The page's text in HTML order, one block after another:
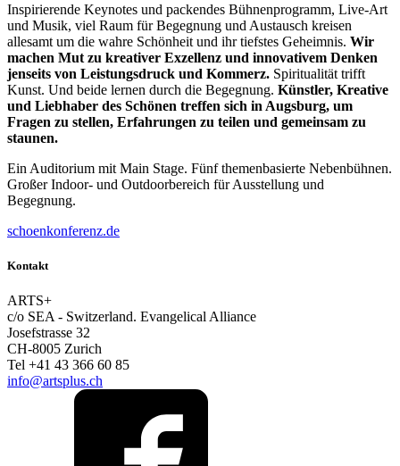
Inspirierende Keynotes und packendes Bühnenprogramm, Live-Art
und Musik, viel Raum für Begegnung und Austausch kreisen
allesamt um die wahre Schönheit und ihr tiefstes Geheimnis. Wir
machen Mut zu kreativer Exzellenz und innovativem Denken
jenseits von Leistungsdruck und Kommerz. Spiritualität trifft
Kunst. Und beide lernen durch die Begegnung. Künstler, Kreative
und Liebhaber des Schönen treffen sich in Augsburg, um
Fragen zu stellen, Erfahrungen zu teilen und gemeinsam zu
staunen.
Ein Auditorium mit Main Stage. Fünf themenbasierte Nebenbühnen.
Großer Indoor- und Outdoorbereich für Ausstellung und
Begegnung.
schoenkonferenz.de
Kontakt
ARTS+
c/o SEA - Switzerland. Evangelical Alliance
Josefstrasse 32
CH-8005 Zurich
Tel +41 43 366 60 85
info@artsplus.ch